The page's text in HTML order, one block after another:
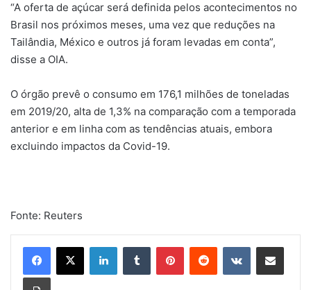
“A oferta de açúcar será definida pelos acontecimentos no
Brasil nos próximos meses, uma vez que reduções na
Tailândia, México e outros já foram levadas em conta”,
disse a OIA.
O órgão prevê o consumo em 176,1 milhões de toneladas
em 2019/20, alta de 1,3% na comparação com a temporada
anterior e em linha com as tendências atuais, embora
excluindo impactos da Covid-19.
Fonte: Reuters
LinkedinTumblr PinterestReddit VK Compartilhar via e-mail
Imprimir